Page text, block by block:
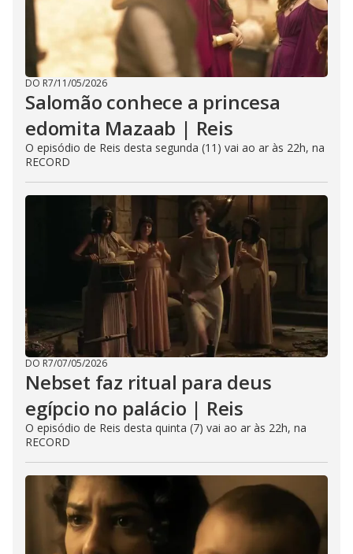
DO R7/11/05/2026
Salomão conhece a princesa
edomita Mazaab | Reis
O episódio de Reis desta segunda (11) vai ao ar às 22h, na
RECORD
DO R7/07/05/2026
Nebset faz ritual para deus
egípcio no palácio | Reis
O episódio de Reis desta quinta (7) vai ao ar às 22h, na
RECORD